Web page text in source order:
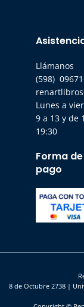
Llámanos
(598)
Lunes a
9 a 13 y de
19:30
Forma de
pago
8 de Octubre 2738 |